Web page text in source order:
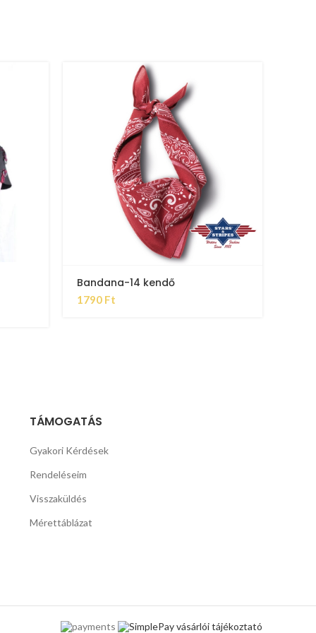
Bandana-14 kendő
1790 Ft
TÁMOGATÁS
Gyakori Kérdések
Rendeléseim
Visszaküldés
Mérettáblázat